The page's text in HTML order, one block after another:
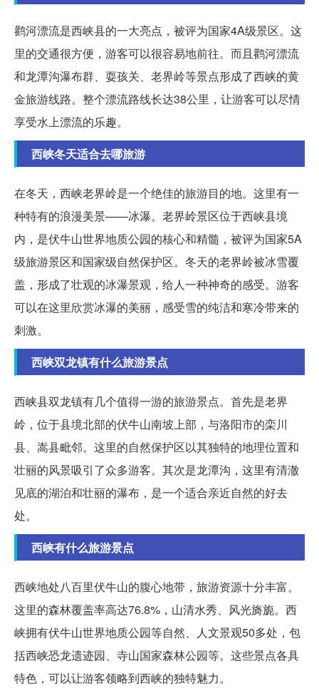
鹳河漂流是西峡县的一大亮点，被评为国家4A级景区。这
里的交通很方便，游客可以很容易地前往。而且鹳河漂流
和龙潭沟瀑布群、耍孩关、老界岭等景点形成了西峡的黄
金旅游线路。整个漂流路线长达38公里，让游客可以尽情
享受水上漂流的乐趣。
西峡冬天适合去哪旅游
在冬天，西峡老界岭是一个绝佳的旅游目的地。这里有一
种特有的浪漫美景——冰瀑。老界岭景区位于西峡县境
内，是伏牛山世界地质公园的核心和精髓，被评为国家5A
级旅游景区和国家级自然保护区。冬天的老界岭被冰雪覆
盖，形成了壮观的冰瀑景观，给人一种神奇的感受。游客
可以在这里欣赏冰瀑的美丽，感受雪的纯洁和寒冷带来的
刺激。
西峡双龙镇有什么旅游景点
西峡县双龙镇有几个值得一游的旅游景点。首先是老界
岭，位于县境北部的伏牛山南坡上部，与洛阳市的栾川
县、嵩县毗邻。这里的自然保护区以其独特的地理位置和
壮丽的风景吸引了众多游客。其次是龙潭沟，这里有清澈
见底的湖泊和壮丽的瀑布，是一个适合亲近自然的好去
处。
西峡有什么旅游景点
西峡地处八百里伏牛山的腹心地带，旅游资源十分丰富。
这里的森林覆盖率高达76.8%，山清水秀、风光旖旎。西
峡拥有伏牛山世界地质公园等自然、人文景观50多处，包
括西峡恐龙遗迹园、寺山国家森林公园等。这些景点各具
特色，可以让游客领略到西峡的独特魅力。